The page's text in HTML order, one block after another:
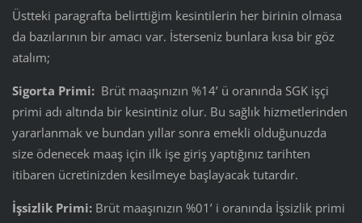
Üstteki paragrafta belirttiğim kesintilerin her birinin olmasa
da bazılarının bir amacı var. İsterseniz bunlara kısa bir göz
atalım;
Sigorta Primi:Brüt maaşınızın %14’ ü oranında SGK işçi
primi adı altında bir kesintiniz olur. Bu sağlık hizmetlerinden
yararlanmak ve bundan yıllar sonra emekli olduğunuzda
size ödenecek maaş için ilk işe giriş yaptığınız tarihten
itibaren ücretinizden kesilmeye başlayacak tutardır.
İşsizlik Primi:Brüt maaşınızın %01’ i oranında İşsizlik primi